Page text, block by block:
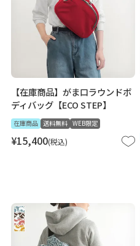
【在庫商品】がま口ラウンドボ
ディバッグ【ECO STEP】
在庫商品 送料無料 WEB限定
¥15,400 税込